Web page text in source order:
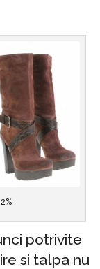
potrivite
si talpa nu